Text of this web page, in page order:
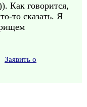
Как говорится,
то сказать. Я
Заявить о